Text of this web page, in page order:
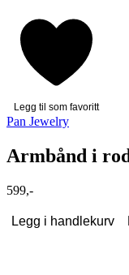
Legg til som favoritt
Pan Jewelry
Armbånd i
599,-
Legg i handlekurv